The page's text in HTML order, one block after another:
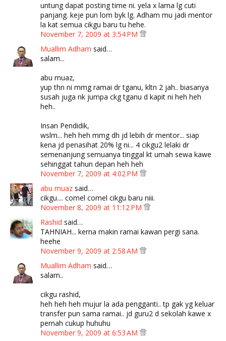
untung dapat posting time ni. yela x lama lg cuti
panjang. keje pun lom byk lg. Adham mu jadi mentor
la kat semua cikgu baru tu hehe.
November 7, 2009 at 3:54 PM
Muallim Adham said…
salam...
abu muaz,
yup thn ni mmg ramai dr tganu, kltn 2 jah.. biasanya
susah juga nk jumpa ckg tganu d kapit ni heh heh
heh..
Insan Pendidik,
wslm... heh heh mmg dh jd lebih dr mentor... siap
kena jd penasihat 20% lg ni... 4 cikgu2 lelaki dr
semenanjung semuanya tinggal kt umah sewa kawe
sehinggat tahun depan heh heh
November 7, 2009 at 4:02 PM
abu muaz said…
cikgu.... comel comel cikgu baru niii.
November 8, 2009 at 11:12 PM
Rashid said…
TAHNIAH... kerna makin ramai kawan pergi sana.
heehe
November 9, 2009 at 2:58 AM
Muallim Adham said…
salam..
cikgu rashid,
heh heh heh mujur la ada pengganti.. tp gak yg keluar
transfer pun sama ramai.. jd guru2 d sekolah kawe x
pernah cukup huhuhu
November 9, 2009 at 6:53 AM